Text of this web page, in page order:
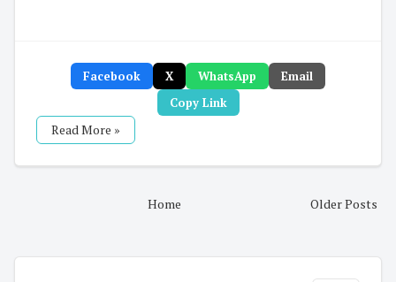
Facebook X WhatsApp
Email
Copy Link
Read More »
Older Posts
Home